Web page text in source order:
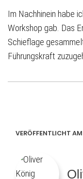
Im Nachhinein habe
Workshop gab. Das
Schieflage
Führungskraft
VERÖFFENTLICHT